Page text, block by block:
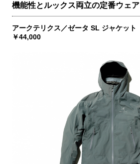
機能性とルックス両立の定番ウェア
アークテリクス／ゼータ SL ジャケット
￥44,000